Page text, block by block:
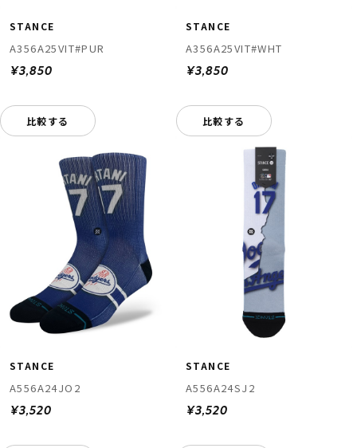
STANCE
A356A25VIT#PUR
¥3,850
比較する
STANCE
A356A25VIT#WHT
¥3,850
比較する
STANCE
A556A24JO2
¥3,520
STANCE
A556A24SJ2
¥3,520